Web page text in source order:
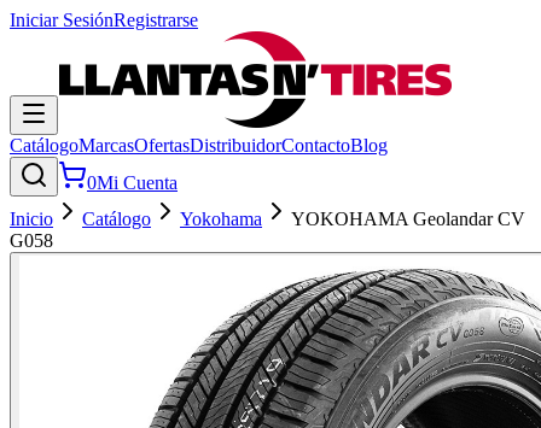
Iniciar SesiónRegistrarse
CatálogoMarcasOfertasDistribuidorContactoBlog
0Mi Cuenta
Inicio
Catálogo Yokohama
YOKOHAMA Geolandar CV
G058